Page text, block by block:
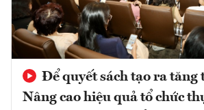
Để quyết sách tạo ra tăng
Nâng cao hiệu quả tổ chức